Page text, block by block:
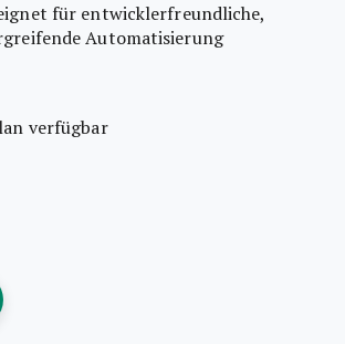
für entwicklerfreundliche,
Automatisierung
verfügbar